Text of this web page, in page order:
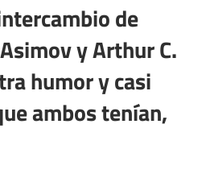
de
y Arthur C.
humor y casi
ambos tenían,